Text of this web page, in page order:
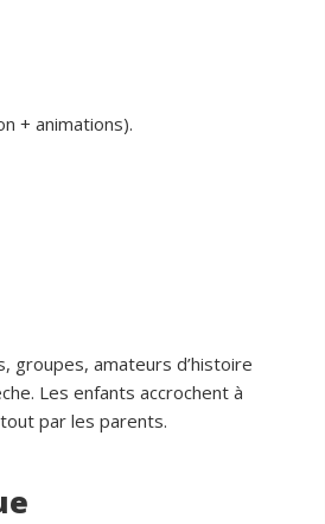
+ animations).
groupes, amateurs d’histoire
Les enfants accrochent à
par les parents.